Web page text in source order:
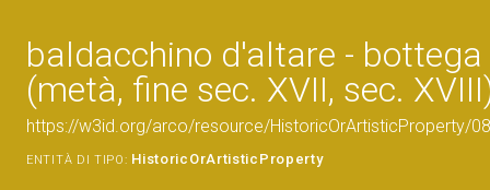
baldacchino d'altare -
(metà, fine sec. XVII, sec.
https://w3id.org/arco/resource/HistoricOrArtisticProperty/
ENTITÀ DI TIPO: HistoricOrArtisticProperty